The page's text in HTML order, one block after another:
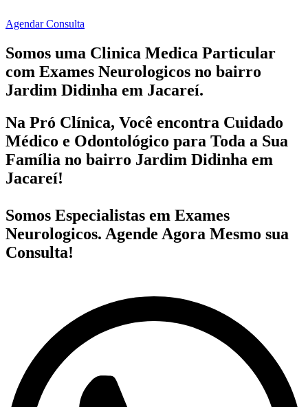
Agendar Consulta
Somos uma Clinica Medica Particular
com Exames Neurologicos no bairro
Jardim Didinha em Jacareí.
Na Pró Clínica, Você encontra Cuidado
Médico e Odontológico para Toda a Sua
Família no bairro Jardim Didinha em
Jacareí!
Somos Especialistas em Exames
Neurologicos. Agende Agora Mesmo sua
Consulta!